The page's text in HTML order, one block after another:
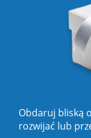
Obdaruj bliską
rozwijać lub